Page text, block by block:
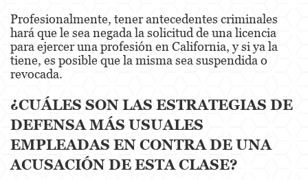
Profesionalmente, tener antecedentes criminales
hará que le sea negada la solicitud de una licencia
para ejercer una profesión en California, y si ya la
tiene, es posible que la misma sea suspendida o
revocada.
¿CUÁLES SON LAS ESTRATEGIAS DE
DEFENSA MÁS USUALES
EMPLEADAS EN CONTRA DE UNA
ACUSACIÓN DE ESTA CLASE?